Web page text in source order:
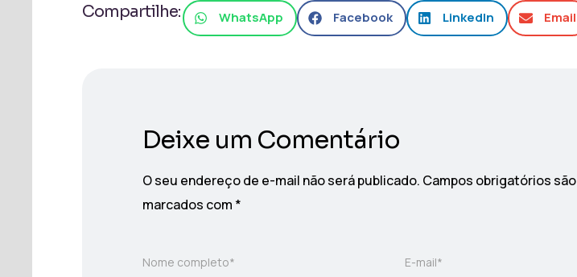
Compartilhe: WhatsApp Facebook LinkedIn Email
Deixe um Comentário
O seu endereço de e-mail não será publicado. Campos obrigatórios são
marcados com *
Nome completo* E-mail*